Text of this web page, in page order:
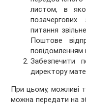
листом, в
питання
Поштове
повідомленням
Забезпечити
директору
При цьому, можливі
можна передати на